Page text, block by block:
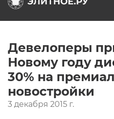
Девелоперы
Новому году
30% на
новостройки
3 декабря 2015 г.